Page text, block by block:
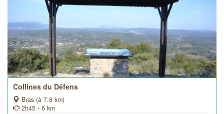
Collines du Défens
Bras (à 7.8 km)
2h45 - 6 km